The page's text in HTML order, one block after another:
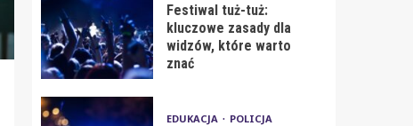
Festiwal tuż-tuż:
kluczowe zasady dla
widzów, które warto
znać
EDUKACJA POLICJA